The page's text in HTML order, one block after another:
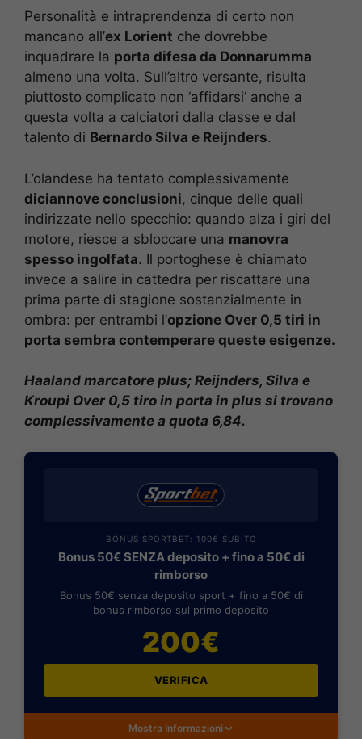
Personalità e intraprendenza di certo non
mancano all’ex Lorient che dovrebbe
inquadrare la porta difesa da Donnarumma
almeno una volta. Sull’altro versante, risulta
piuttosto complicato non ‘affidarsi’ anche a
questa volta a calciatori dalla classe e dal
talento di Bernardo Silva e Reijnders.
L’olandese ha tentato complessivamente
diciannove conclusioni, cinque delle quali
indirizzate nello specchio: quando alza i giri del
motore, riesce a sbloccare una manovra
spesso ingolfata. Il portoghese è chiamato
invece a salire in cattedra per riscattare una
prima parte di stagione sostanzialmente in
ombra: per entrambi l’opzione Over 0,5 tiri in
porta sembra contemperare queste esigenze.
Haaland marcatore plus; Reijnders, Silva e
Kroupi Over 0,5 tiro in porta in plus si trovano
complessivamente a quota 6,84.
BONUS SPORTBET: 100€ SUBITO
Bonus 50€ SENZA deposito + fino a 50€ di
rimborso
Bonus 50€ senza deposito sport + fino a 50€ di
bonus rimborso sul primo deposito
200€
VERIFICA
Mostra Informazioni